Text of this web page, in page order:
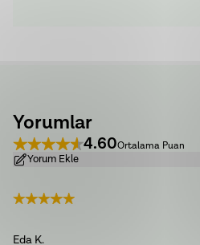
Yorumlar
4.60Ortalama Puan
Yorum Ekle
Eda K.